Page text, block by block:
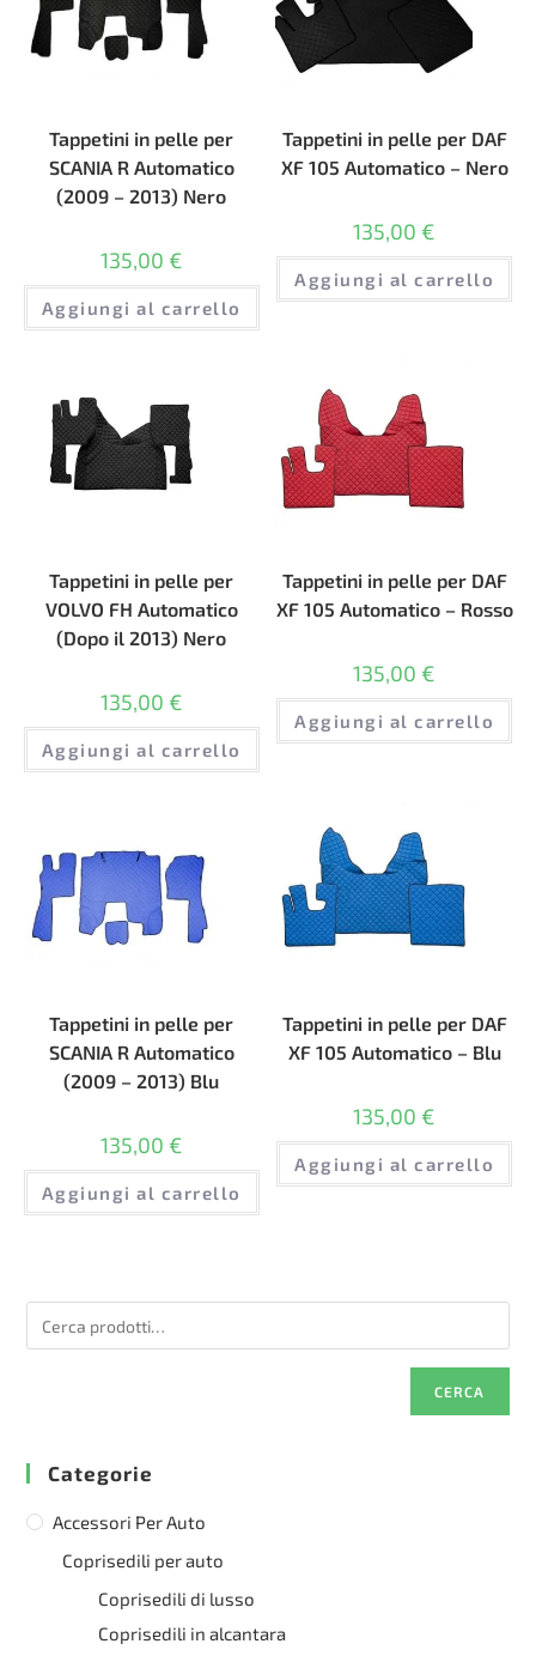
Tappetini in pelle per
SCANIA R Automatico
(2009 – 2013) Nero
135,00 €
Aggiungi al carrello
Tappetini in pelle per DAF
XF 105 Automatico – Nero
135,00 €
Aggiungi al carrello
Tappetini in pelle per
VOLVO FH Automatico
(Dopo il 2013) Nero
135,00 €
Aggiungi al carrello
Tappetini in pelle per DAF
XF 105 Automatico – Rosso
135,00 €
Aggiungi al carrello
Tappetini in pelle per
SCANIA R Automatico
(2009 – 2013) Blu
135,00 €
Aggiungi al carrello
Tappetini in pelle per DAF
XF 105 Automatico – Blu
135,00 €
Aggiungi al carrello
CERCA
Categorie
Accessori Per Auto
Coprisedili per auto
Coprisedili di lusso
Coprisedili in alcantara